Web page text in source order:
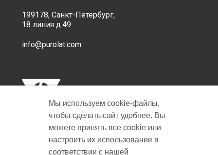
199178, Санкт-Петербург,
18 линия д.49
info@purolat.com
Copyright © 2001-2026 Пуролат.
Мы используем cookie‑файлы,
чтобы сделать сайт удобнее. Вы
можете принять все cookie или
настроить их использование в
соответствии с нашей